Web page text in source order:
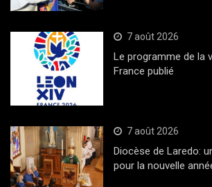
7 août 2026
Le programme de la
France publié
7 août 2026
Diocèse de Laredo:
pour la nouvelle